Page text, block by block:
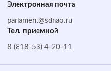
Электронная почта
parlament@sdnao.ru
Тел. приемной
8 (818-53) 4-20-11